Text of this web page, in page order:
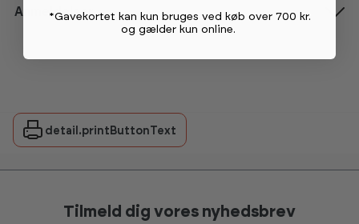
Anmeldelser
detail.printButtonText
Tilmeld dig vores nyhedsbrev
*Gavekortet kan kun bruges ved køb over 700 kr.
og gælder kun online.